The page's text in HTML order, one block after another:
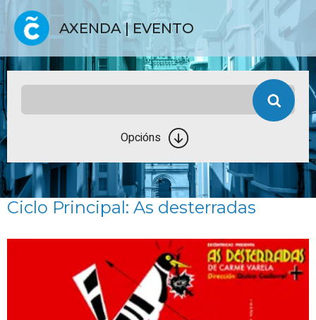
AXENDA | EVENTO
Opcións
Ciclo Principal: As desterradas